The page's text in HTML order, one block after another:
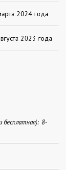
2024 года
2023 года
8-